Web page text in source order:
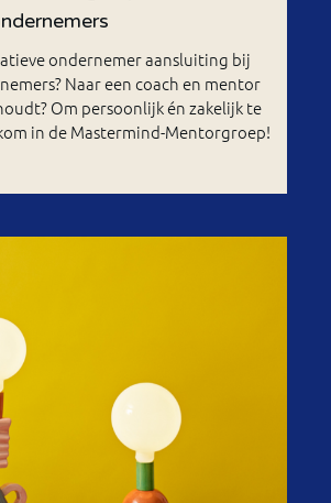
ondernemer aansluiting bij
Naar een coach en mentor
Om persoonlijk én zakelijk te
in de Mastermind-Mentorgroep!